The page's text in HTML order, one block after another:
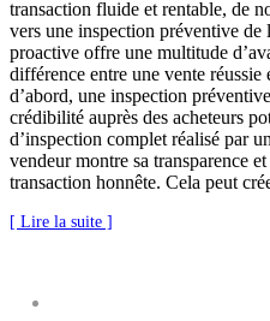
transaction fluide et rentable, de
vers une inspection préventive de
proactive offre une multitude
différence entre une vente
d’abord, une inspection
crédibilité auprès des acheteurs
d’inspection complet réalisé par
vendeur montre sa transparence
transaction honnête. Cela peut
[ Lire la suite ]